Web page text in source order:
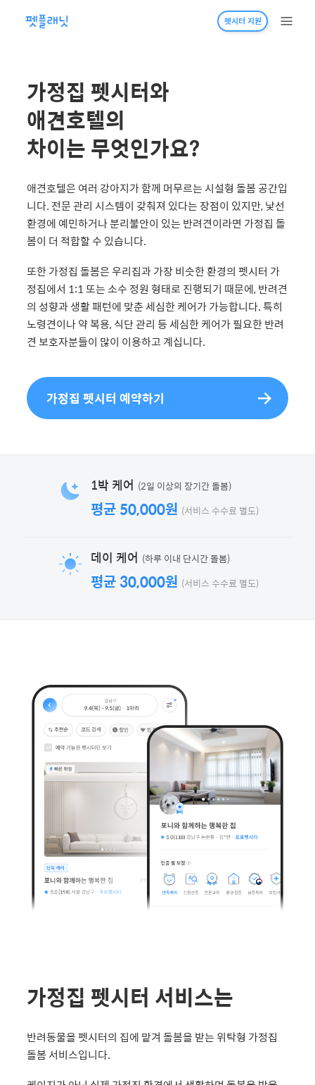
펫시터 지원
가정집 펫시터와
애견호텔의
차이는 무엇인가요?
애견호텔은 여러 강아지가 함께 머무르는 시설형 돌봄 공간입
니다. 전문 관리 시스템이 갖춰져 있다는 장점이 있지만, 낯선
환경에 예민하거나 분리불안이 있는 반려견이라면 가정집 돌
봄이 더 적합할 수 있습니다.
또한 가정집 돌봄은 우리집과 가장 비슷한 환경의 펫시터 가
정집에서 1:1 또는 소수 정원 형태로 진행되기 때문에, 반려견
의 성향과 생활 패턴에 맞춘 세심한 케어가 가능합니다. 특히
노령견이나 약 복용, 식단 관리 등 세심한 케어가 필요한 반려
견 보호자분들이 많이 이용하고 계십니다.
가정집 펫시터 예약하기
1박 케어 (2일 이상의 장기간 돌봄)
평균 50,000원 (서비스 수수료 별도)
데이 케어 (하루 이내 단시간 돌봄)
평균 30,000원 (서비스 수수료 별도)
가정집 펫시터 서비스는
반려동물을 펫시터의 집에 맡겨 돌봄을 받는 위탁형 가정집
돌봄 서비스입니다.